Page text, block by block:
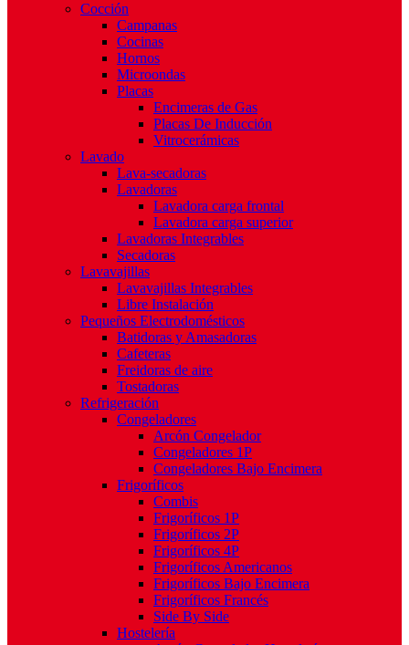
Cocción
Campanas
Cocinas
Hornos
Microondas
Placas
Encimeras de Gas
Placas De Inducción
Vitrocerámicas
Lavado
Lava-secadoras
Lavadoras
Lavadora carga frontal
Lavadora carga superior
Lavadoras Integrables
Secadoras
Lavavajillas
Lavavajillas Integrables
Libre Instalación
Pequeños Electrodomésticos
Batidoras y Amasadoras
Cafeteras
Freidoras de aire
Tostadoras
Refrigeración
Congeladores
Arcón Congelador
Congeladores 1P
Congeladores Bajo Encimera
Frigoríficos
Combis
Frigoríficos 1P
Frigoríficos 2P
Frigoríficos 4P
Frigoríficos Americanos
Frigoríficos Bajo Encimera
Frigoríficos Francés
Side By Side
Hostelería